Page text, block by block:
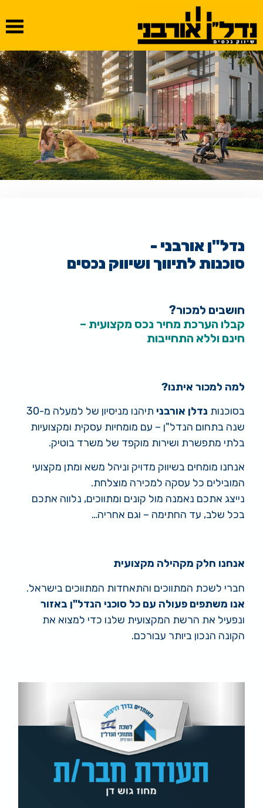
נדל"ן אורבני -
סוכנות לתיווך ושיווק נכסים
חושבים למכור?
קבלו הערכת מחיר נכס מקצועית –
חינם וללא התחייבות
למה למכור איתנו?
בסוכנות נדלן אורבני
תיהנו מניסיון של למעלה מ-30
שנה בתחום הנדל"ן – עם מומחיות עסקית ומקצועיות
בלתי מתפשרת ושירות מוקפד של משרד בוטיק.
אנחנו מומחים בשיווק מדויק וניהל משא ומתן מקצועי
המובילים כל עסקה למכירה מוצלחת.
נייצג אתכם נאמנה מול קונים ומתווכים, נלווה אתכם
בכל שלב, עד החתימה – וגם אחריה…
אנחנו חלק מקהילה מקצועית
חברי לשכת המתווכים והתאחדות המתווכים בישראל.
אנו משתפים פעולה עם כל סוכני הנדל"ן באזור
ונפעיל את הרשת המקצועית שלנו כדי למצוא את
הקונה הנכון ביותר עבורכם.